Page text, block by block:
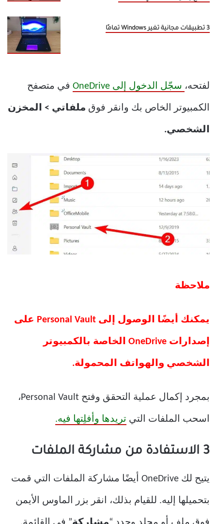
3 تطبيقات مجانية تغير Windows تمامًا
لفتحه، سجّل الدخول إلى OneDrive في متصفح
الكمبيوتر الخاص بك وانقر فوق ملفاتي > المخزن
الشخصي.
ملاحظة
يمكنك أيضًا الوصول إلى Personal Vault على
إصدارات OneDrive الخاصة بالكمبيوتر
الشخصي والهواتف المحمولة.
بمجرد إكمال عملية التحقق وفتح Personal Vault،
اسحب الملفات التي تريدها وأفلِتها فيه.
3 الاستفادة من مشاركة الملفات
يتيح لك OneDrive أيضًا مشاركة الملفات التي قمت
بتحميلها إليه. للقيام بذلك، انقر بزر الماوس الأيمن